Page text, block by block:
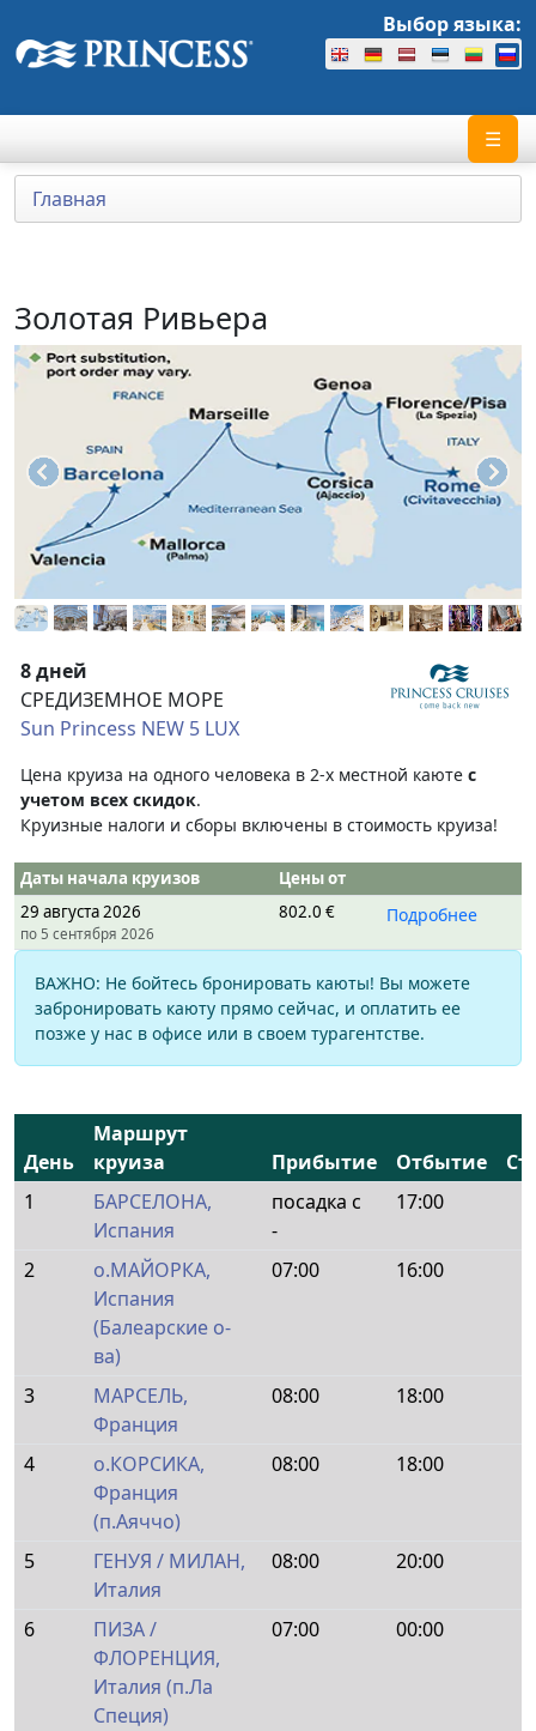
Выбор языка:
☰
Главная
Золотая Ривьера
8 дней
СРЕДИЗЕМНОЕ МОРЕ
Sun Princess NEW 5 LUX
Цена круиза на одного человека в 2-х местной каюте с
учетом всех скидок.
Круизные налоги и сборы включены в стоимость круиза!
Даты начала круизов
Цены от
29 августа 2026
по 5 сентября 2026
802.0 € Подробнее
ВАЖНО: Не бойтесь бронировать каюты! Вы можете
забронировать каюту прямо сейчас, и оплатить ее
позже у нас в офисе или в своем турагентстве.
День
Маршрут
круиза
Прибытие Отбытие
1
БАРСЕЛОНА,
Испания
посадка с
-
17:00
2
о.МАЙОРКА,
Испания
(Балеарские о-
ва)
07:00 16:00
3
МАРСЕЛЬ,
Франция
08:00 18:00
4
о.КОРСИКА,
Франция
(п.Аяччо)
08:00 18:00
5
ГЕНУЯ / МИЛАН,
Италия
08:00 20:00
6
ПИЗА /
ФЛОРЕНЦИЯ,
Италия (п.Ла
Специя)
07:00 00:00